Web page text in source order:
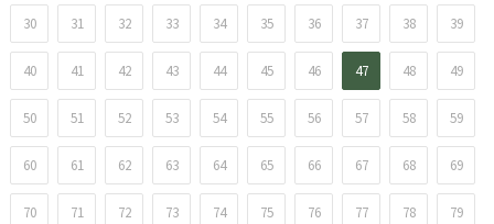
30 31 32 33 34 35 36 37 38 39
40 41 42 43 44 45 46 47 48 49
50 51 52 53 54 55 56 57 58 59
60 61 62 63 64 65 66 67 68 69
70 71 72 73 74 75 76 77 78 79